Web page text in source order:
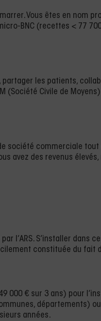
Vous êtes en nom
BNC (recettes < 77
les patients,
(Société Civile de
société commerciale
avez des revenus
par l’ARS. S’installer dans
constituée du fait
000 € sur 3 ans) pour
départements)
années.